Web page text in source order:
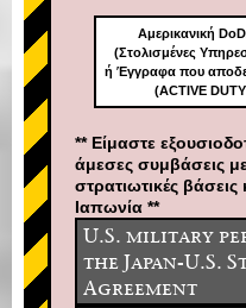
Αμερικανική
(Στολισμένες
ή Έγγραφα που
(ACTIVE
** Είμαστε
άμεσες συμβάσεις
στρατιωτικές
Ιαπωνία **
U.S. military
the Japan-U.S.
Agreement